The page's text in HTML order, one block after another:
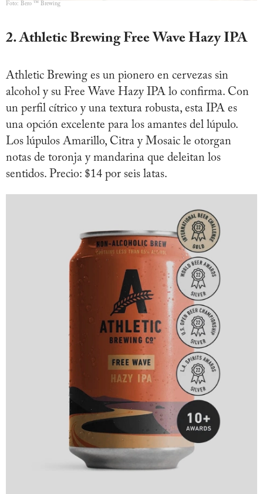
Foto: Bero ™ Brewing
2. Athletic Brewing Free Wave Hazy IPA
Athletic Brewing es un pionero en cervezas sin
alcohol y su Free Wave Hazy IPA lo confirma. Con
un perfil cítrico y una textura robusta, esta IPA es
una opción excelente para los amantes del lúpulo.
Los lúpulos Amarillo, Citra y Mosaic le otorgan
notas de toronja y mandarina que deleitan los
sentidos. Precio: $14 por seis latas.